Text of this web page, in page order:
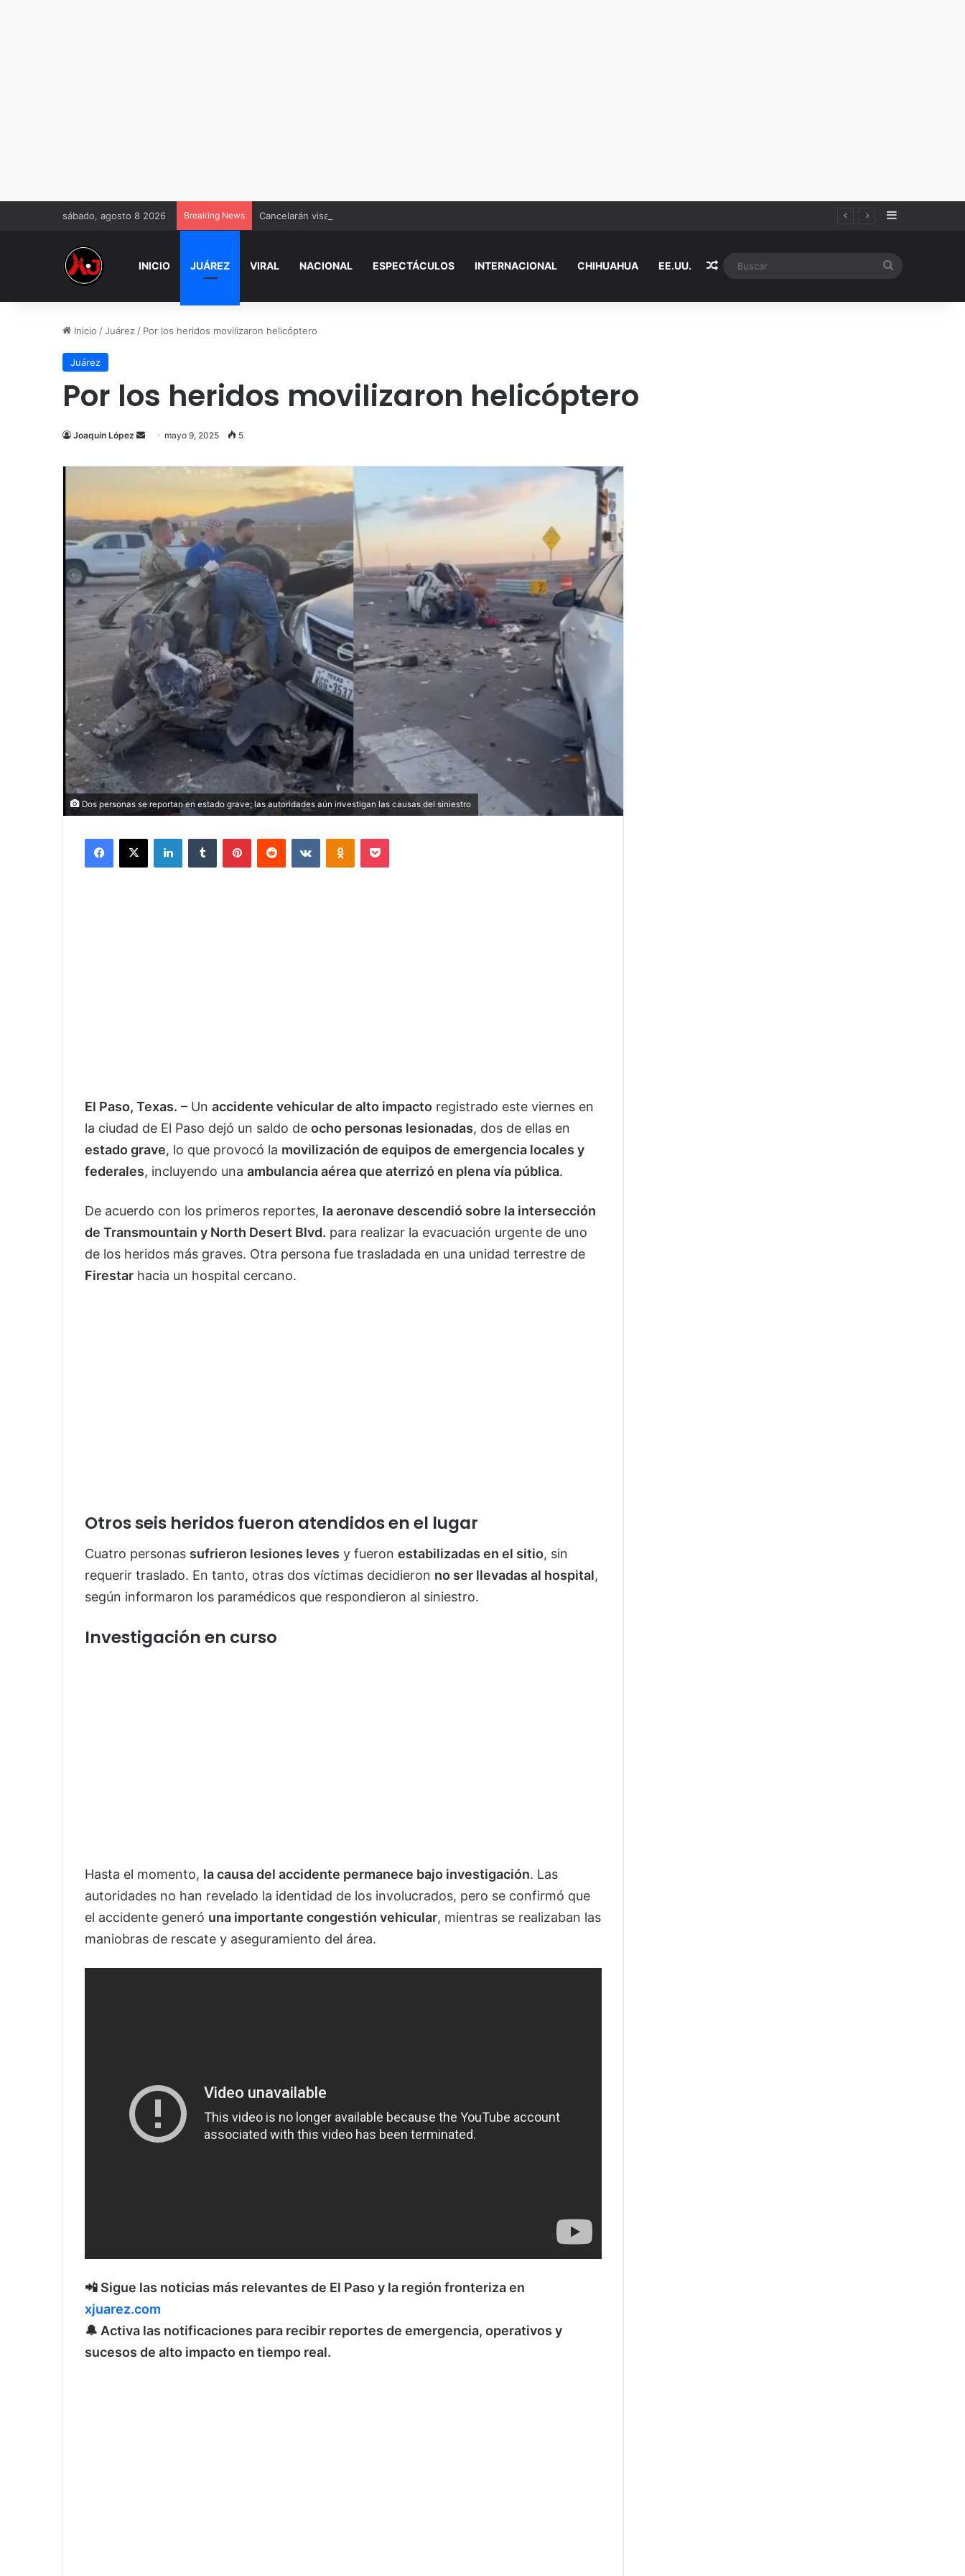
sábado, agosto 8 2026 Breaking News Cancelarán visas por turismo de maternidad Sidebar
INICIO JUÁREZ VIRAL NACIONAL ESPECTÁCULOS INTERNACIONAL CHIHUAHUA EE.UU. Random Article
Inicio /Juárez / Por los heridos movilizaron helicóptero
Juárez
Por los heridos movilizaron helicóptero
Joaquín López
Send
email
mayo 9, 2025 5
Dos personas se reportan en estado grave; las autoridades aún investigan las causas del siniestro
Facebook
X LinkedInTumblr PinterestReddit VKontakteOdnoklassniki
Pocket
El Paso, Texas. – Un accidente vehicular de alto impacto registrado este viernes en
la ciudad de El Paso dejó un saldo de ocho personas lesionadas, dos de ellas en
estado grave, lo que provocó la movilización de equipos de emergencia locales y
federales, incluyendo una ambulancia aérea que aterrizó en plena vía pública.
De acuerdo con los primeros reportes, la aeronave descendió sobre la intersección
de Transmountain y North Desert Blvd. para realizar la evacuación urgente de uno
de los heridos más graves. Otra persona fue trasladada en una unidad terrestre de
Firestar hacia un hospital cercano.
Otros seis heridos fueron atendidos en el lugar
Cuatro personas sufrieron lesiones leves y fueron estabilizadas en el sitio, sin
requerir traslado. En tanto, otras dos víctimas decidieron no ser llevadas al hospital,
según informaron los paramédicos que respondieron al siniestro.
Investigación en curso
Hasta el momento, la causa del accidente permanece bajo investigación. Las
autoridades no han revelado la identidad de los involucrados, pero se confirmó que
el accidente generó una importante congestión vehicular, mientras se realizaban las
maniobras de rescate y aseguramiento del área.
📲 Sigue las noticias más relevantes de El Paso y la región fronteriza en
xjuarez.com
🔔 Activa las notificaciones para recibir reportes de emergencia, operativos y
sucesos de alto impacto en tiempo real.